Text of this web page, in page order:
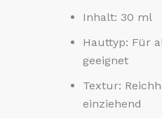
Inhalt: 30 ml
Hauttyp: Für
geeignet
Textur:
einziehend